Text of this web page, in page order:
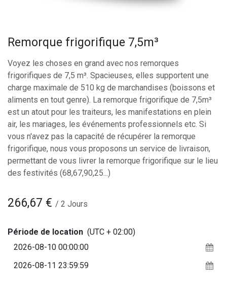
Remorque frigorifique 7,5m³
Voyez les choses en grand avec nos remorques
frigorifiques de 7,5 m³. Spacieuses, elles supportent une
charge maximale de 510 kg de marchandises (boissons et
aliments en tout genre). La remorque frigorifique de 7,5m³
est un atout pour les traiteurs, les manifestations en plein
air, les mariages, les événements professionnels etc. Si
vous n'avez pas la capacité de récupérer la remorque
frigorifique, nous vous proposons un service de livraison,
permettant de vous livrer la remorque frigorifique sur le lieu
des festivités (68,67,90,25...)
266,67 € / 2 Jours
Période de location (UTC + 02:00)